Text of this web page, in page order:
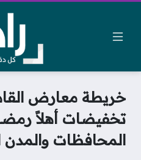
خريطة معارض
المحافظات والمدن